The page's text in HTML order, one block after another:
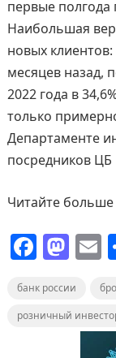
первые полгода
Наибольшая
новых
месяцев назад,
2022 года в
только
Департаменте
посредников ЦБ
Читайте
F
c
e
M
st
o
E
l
банк россии
розничный